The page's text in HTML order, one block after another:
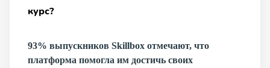
курс?
93% выпускников Skillbox отмечают, что
платформа помогла им достичь своих